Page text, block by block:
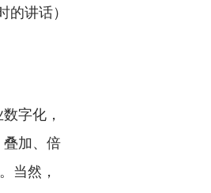
的讲话）
字化，
加、倍
当然，